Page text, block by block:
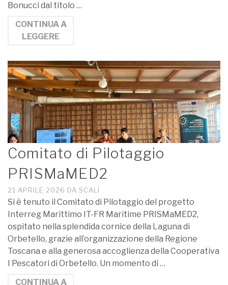
Bonucci dal titolo …
CONTINUA A
LEGGERE
Comitato di Pilotaggio
PRISMaMED2
21 APRILE 2026 DA SCALI
Si è tenuto il Comitato di Pilotaggio del progetto
Interreg Marittimo IT-FR Maritime PRISMaMED2,
ospitato nella splendida cornice della Laguna di
Orbetello, grazie all’organizzazione della Regione
Toscana e alla generosa accoglienza della Cooperativa
I Pescatori di Orbetello. Un momento di …
CONTINUA A